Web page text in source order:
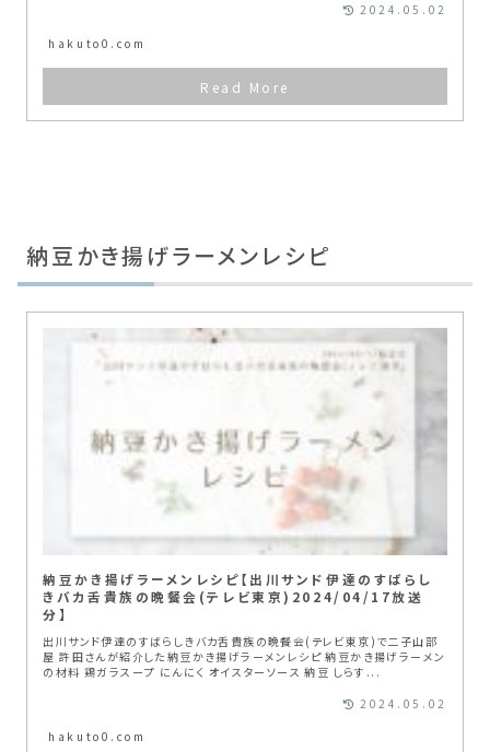
hakuto0.com
2024.05.02
納豆かき揚げラーメンレシピ
納豆かき揚げラーメンレシピ【出川サンド伊達のすばらし
きバカ舌貴族の晩餐会(テレビ東京)2024/04/17放送
分】
出川サンド伊達のすばらしきバカ舌貴族の晩餐会(テレビ東京)で二子山部
屋 許田さんが紹介した納豆かき揚げラーメンレシピ 納豆かき揚げラーメン
の材料 鶏ガラスープ にんにく オイスターソース 納豆 しらす...
hakuto0.com
2024.05.02